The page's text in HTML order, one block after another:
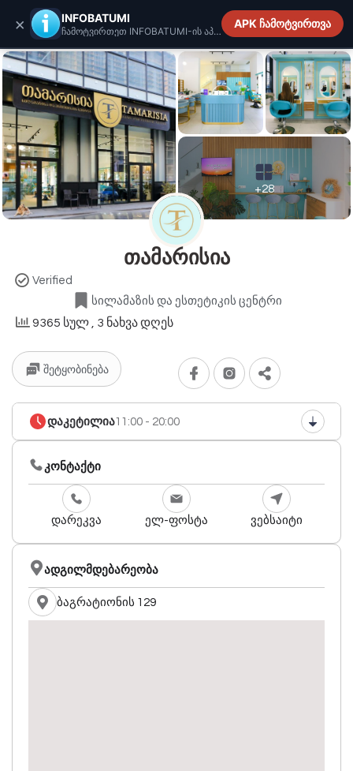
INFOBATUMI.GE
+28
თამარისია
Verified
სილამაზის და ესთეტიკის ცენტრი
9365 სულ , 3 ნახვა დღეს
შეტყობინება
დაკეტილია11:00 - 20:00
კონტაქტი
დარეკვა ელ-ფოსტა ვებსაიტი
ადგილმდებარეობა
ბაგრატიონის 129
× INFOBATUMI
ჩამოტვირთეთ INFOBATUMI-ის აპლიკაცია
APK ჩამოტვირთვა